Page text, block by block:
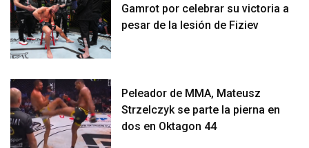
Gamrot por celebrar su victoria a
pesar de la lesión de Fiziev
Peleador de MMA, Mateusz
Strzelczyk se parte la pierna en
dos en Oktagon 44